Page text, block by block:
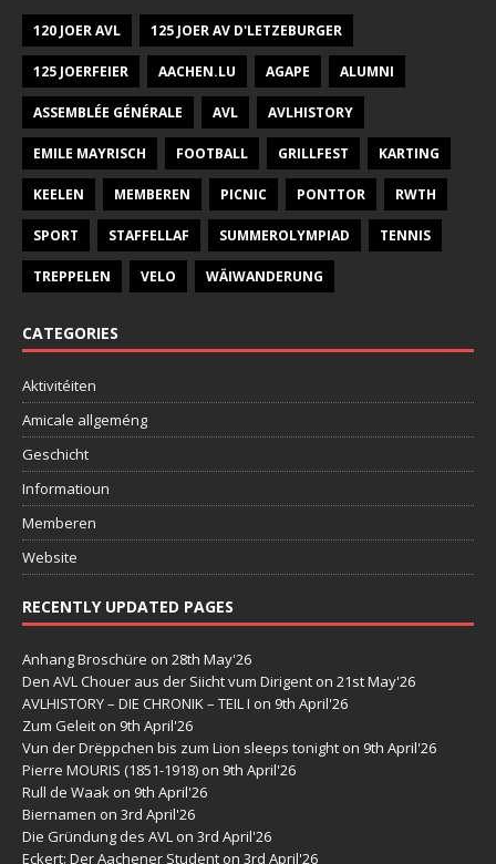
120 JOER AVL 125 JOER AV D'LETZEBURGER
125 JOERFEIER AACHEN.LU AGAPE ALUMNI
ASSEMBLÉE GÉNÉRALE AVL AVLHISTORY
EMILE MAYRISCH FOOTBALL GRILLFEST KARTING
KEELEN MEMBEREN PICNIC PONTTOR RWTH
SPORT STAFFELLAF SUMMEROLYMPIAD TENNIS
TREPPELEN VELO WÄIWANDERUNG
CATEGORIES
Aktivitéiten
Amicale allgeméng
Geschicht
Informatioun
Memberen
Website
RECENTLY UPDATED PAGES
Anhang Broschüre on 28th May'26
Den AVL Chouer aus der Siicht vum Dirigent on 21st May'26
AVLHISTORY – DIE CHRONIK – TEIL I on 9th April'26
Zum Geleit on 9th April'26
Vun der Drëppchen bis zum Lion sleeps tonight on 9th April'26
Pierre MOURIS (1851-1918) on 9th April'26
Rull de Waak on 9th April'26
Biernamen on 3rd April'26
Die Gründung des AVL on 3rd April'26
Eckert: Der Aachener Student on 3rd April'26